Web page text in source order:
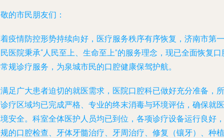
的市民朋友们：
疫情防控形势持续向好，医疗服务秩序有序恢复，济南市第一
医院秉承“人民至上、生命至上”的服务理念，现已全面恢复口
规诊疗服务，为泉城市民的口腔健康保驾护航。
足广大患者迫切的就医需求，医院口腔科已做好充分准备，所
疗区域均已完成严格、专业的终末消毒与环境评估，确保就医
安全。科室全体医护人员均已到位，各项诊疗设备运行良好，
的口腔检查、牙体牙髓治疗、牙周治疗、修复（镶牙）、种植